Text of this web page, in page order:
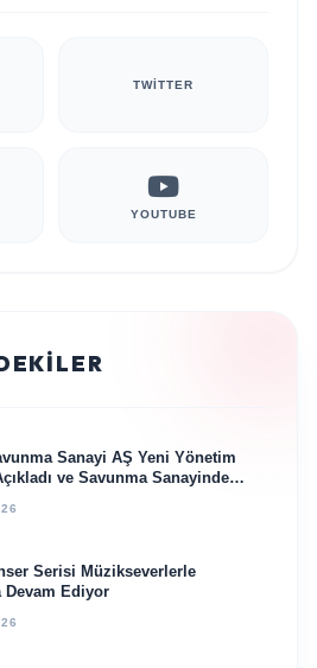
TWITTER
YOUTUBE
Sanayi AŞ Yeni Yönetim
ve Savunma Sanayinde
Vurgusu
Serisi Müzikseverlerle
Devam Ediyor